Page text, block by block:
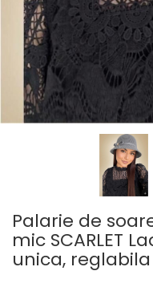
Palarie de
mic SCARLET
unica, reglabila